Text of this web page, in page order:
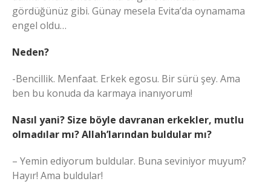
gördüğünüz gibi. Günay mesela Evita’da oynamama
engel oldu…
Neden?
-Bencillik. Menfaat. Erkek egosu. Bir sürü şey. Ama
ben bu konuda da karmaya inanıyorum!
Nasıl yani? Size böyle davranan erkekler, mutlu
olmadılar mı? Allah’larından buldular mı?
– Yemin ediyorum buldular. Buna seviniyor muyum?
Hayır! Ama buldular!